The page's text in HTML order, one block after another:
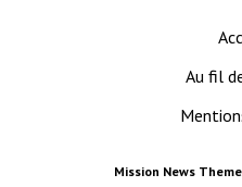
Au fil
Mission News Theme